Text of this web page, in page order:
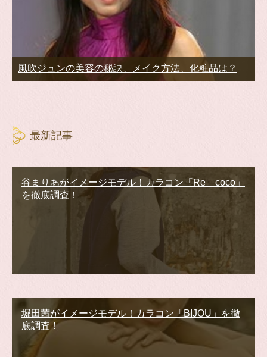
風吹ジュンの美容の秘訣、メイク方法、化粧品は？
最新記事
谷まりあがイメージモデル！カラコン「Re coco」
を徹底調査！
堀田茜がイメージモデル！カラコン「BIJOU」を徹
底調査！